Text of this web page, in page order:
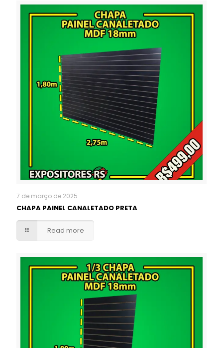
7 de março de 2025
CHAPA PAINEL CANALETADO PRETA
Read more